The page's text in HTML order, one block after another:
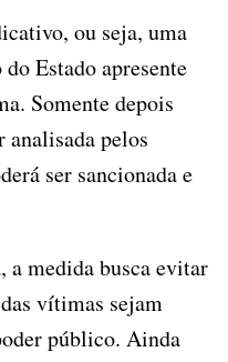
ou seja, uma
Estado apresente
Somente depois
analisada pelos
ser sancionada e
a medida busca evitar
vítimas sejam
público. Ainda